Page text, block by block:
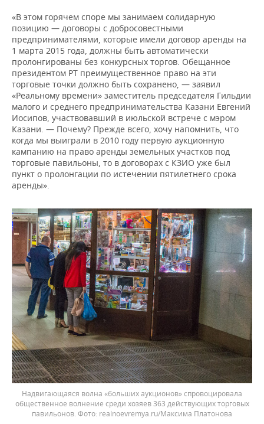
«В этом горячем споре мы занимаем солидарную
позицию — договоры с добросовестными
предпринимателями, которые имели договор аренды на
1 марта 2015 года, должны быть автоматически
пролонгированы без конкурсных торгов. Обещанное
президентом РТ преимущественное право на эти
торговые точки должно быть сохранено, — заявил
«Реальному времени» заместитель председателя Гильдии
малого и среднего предпринимательства Казани Евгений
Иосипов, участвовавший в июльской встрече с мэром
Казани. — Почему? Прежде всего, хочу напомнить, что
когда мы выиграли в 2010 году первую аукционную
кампанию на право аренды земельных участков под
торговые павильоны, то в договорах с КЗИО уже был
пункт о пролонгации по истечении пятилетнего срока
аренды».
Надвигающаяся волна «больших аукционов» спровоцировала
общественное волнение среди хозяев 363 действующих торговых
павильонов.
realnoevremya.ru/Максима Платонова